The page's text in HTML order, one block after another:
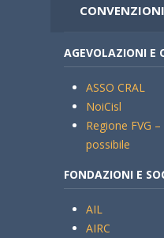
CONVENZIONI
AGEVOLAZIONI E
ASSO CRAL
NoiCisl
Regione FVG
possibile
FONDAZIONI E
AIL
AIRC